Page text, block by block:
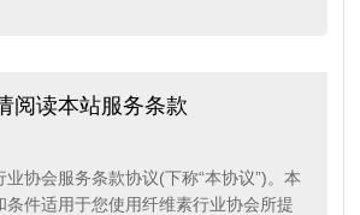
阅读本站服务条款
协会服务条款协议(下称“本协议”)。本
条件适用于您使用纤维素行业协会所提